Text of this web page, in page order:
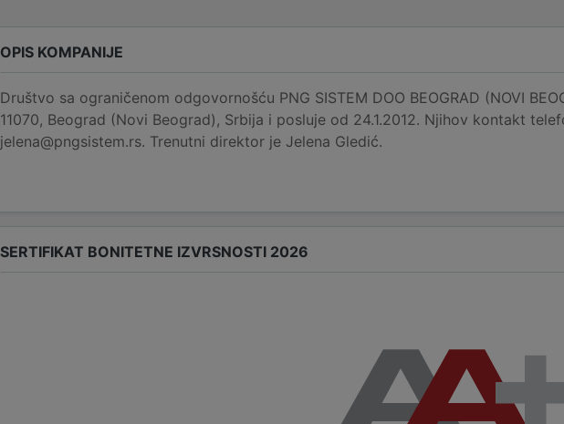
OPIS KOMPANIJE
Društvo sa ograničenom odgovornošću PNG SISTEM DOO BEOGRAD (NOVI
11070, Beograd (Novi Beograd), Srbija i posluje od 24.1.2012. Njihov kontakt
jelena@pngsistem.rs. Trenutni direktor je Jelena Gledić.
SERTIFIKAT BONITETNE IZVRSNOSTI 2026